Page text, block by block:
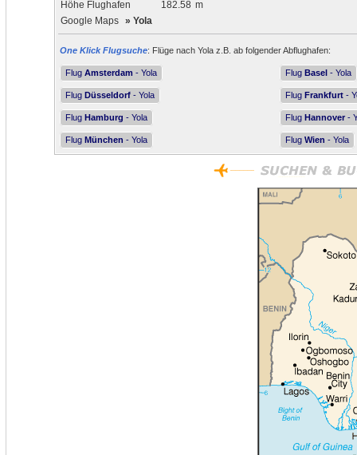
Höhe Flughafen
182.58 m
Google Maps » Yola
One Klick Flugsuche: Flüge nach Yola z.B. ab folgender Abflughafen:
Flug Amsterdam - Yola Flug Basel - Yola
Flug Düsseldorf - Yola Flug Frankfurt -
Flug Hamburg - Yola Flug Hannover -
Flug München - Yola Flug Wien - Yola